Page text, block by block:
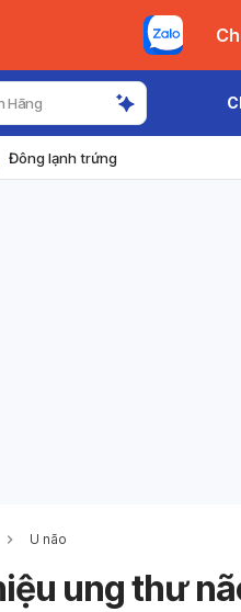
Hãng
Đông lạnh trứng
U não
ung thư